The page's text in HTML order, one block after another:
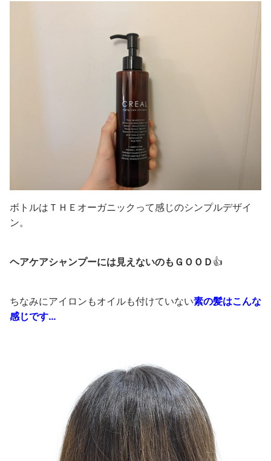
ボトルはＴＨＥオーガニックって感じのシンプルデザイ
ン。
ヘアケアシャンプーには見えないのもＧＯＯＤ 👍
ちなみにアイロンもオイルも付けていない素の髪はこんな
感じです…